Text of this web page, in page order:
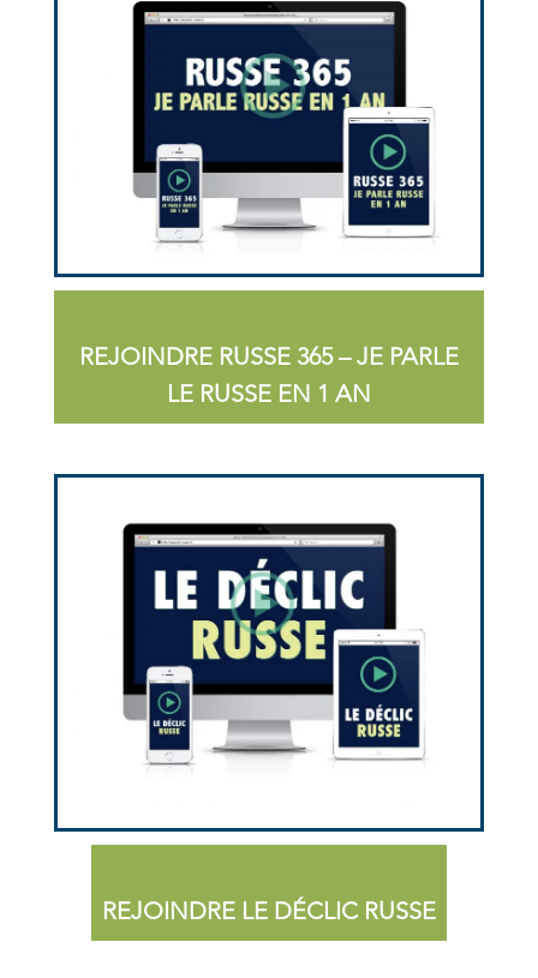
REJOINDRE RUSSE 365 – JE PARLE
LE RUSSE EN 1 AN
REJOINDRE LE DÉCLIC RUSSE